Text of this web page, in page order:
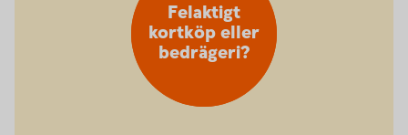
Felaktigt
kortköp eller
bedrägeri?